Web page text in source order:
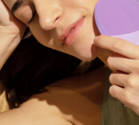
FAQ™ Pure Beauty-Tech Elixir
BREAKING NEWS
issa™ Teeth Whitening Set
Idioma
English Deutsch
Français
Italiano
Svenska
Türkçe
简体中文